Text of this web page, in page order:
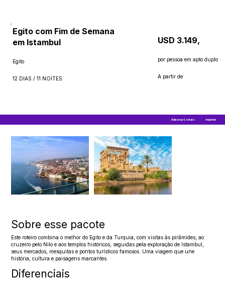
Adicionar Contato Imprimir
Egito com Fim de Semana
em Istambul
Egito
12 DIAS / 11 NOITES A partir de
USD 3.149,
por pessoa em apto duplo
Sobre esse pacote
Este roteiro combina o melhor do Egito e da Turquia, com visitas às pirâmides, ao
cruzeiro pelo Nilo e aos templos históricos, seguidas pela exploração de Istambul,
seus mercados, mesquitas e pontos turísticos famosos. Uma viagem que une
história, cultura e paisagens marcantes.
Diferenciais